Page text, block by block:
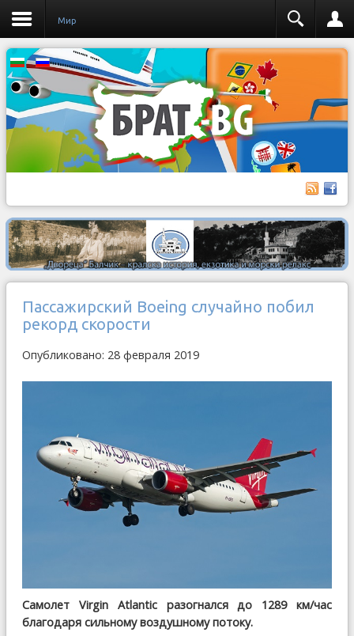
Мир
Пассажирский Boeing случайно побил
рекорд скорости
Опубликовано: 28 февраля 2019
Самолет Virgin Atlantic разогнался до 1289 км/час
благодаря сильному воздушному потоку.